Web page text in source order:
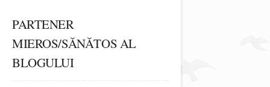
PARTENER
MIEROS/SĂNĂTOS AL
BLOGULUI